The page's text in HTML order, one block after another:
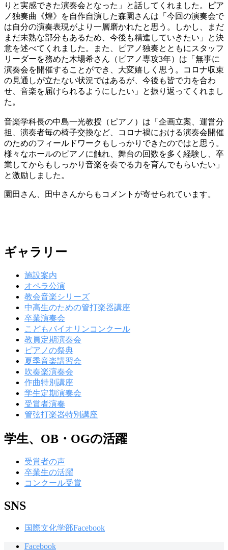
りと実感できた演奏会となった」と話してくれました。ピア
ノ独奏曲《煌》を自作自演した森園さんは「今回の演奏会で
は自分の演奏表現がより一層磨かれたと思う。しかし、まだ
まだ未熟な部分もあるため、今後も精進していきたい」と決
意を述べてくれました。また、ピアノ独奏とともにスタッフ
リーダーを務めた木場希さん（ピアノ専攻3年）は「無事に
演奏会を開催することができ、大変嬉しく思う。コロナ収束
の見通しが立たない状況ではあるが、今後も皆で力を合わ
せ、音楽を届けられるようにしたい」と振り返ってくれまし
た。
音楽学科長の中島一光教授（ピアノ）は「企画立案、運営分
担、演奏者毎の椅子交換など、コロナ禍における演奏会開催
のためのフィールドワークもしっかりできたのではと思う。
様々なホールのピアノに触れ、舞台の回数を多く経験し、卒
業してからもしっかり音楽を奏でる力を育んでもらいたい」
と激励しました。
園田さん、田中さんからもコメントが寄せられています。
ギャラリー
施設案内
オペラ公演
教会音楽シリーズ
中高生のための管打楽器講座
卒業演奏会
こどもバイオリンコンクール
教員定期演奏会
ピアノの祭典
夏季音楽講習会
吹奏楽演奏会
作曲特別講座
学生定期演奏会
受賞者演奏
管弦打楽器特別講座
学生、OB・OGの活躍
受賞者の声
卒業生の活躍
コンクール受賞
SNS
国際文化学部Facebook
Facebook